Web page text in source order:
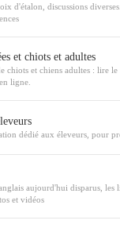
d'étalon, discussions
et chiots et adultes
chiots et chiens adultes : lire
ligne.
dédié aux éleveurs, pour
aujourd'hui disparus, les
et vidéos